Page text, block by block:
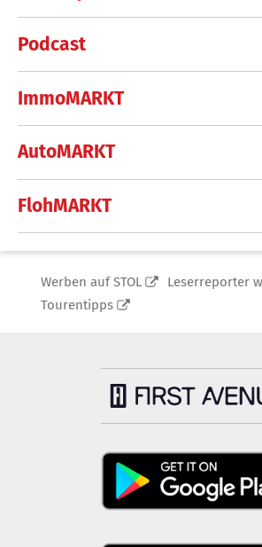
Podcast
ImmoMARKT
AutoMARKT
FlohMARKT
Werben auf STOL
Leserreporter
Tourentipps